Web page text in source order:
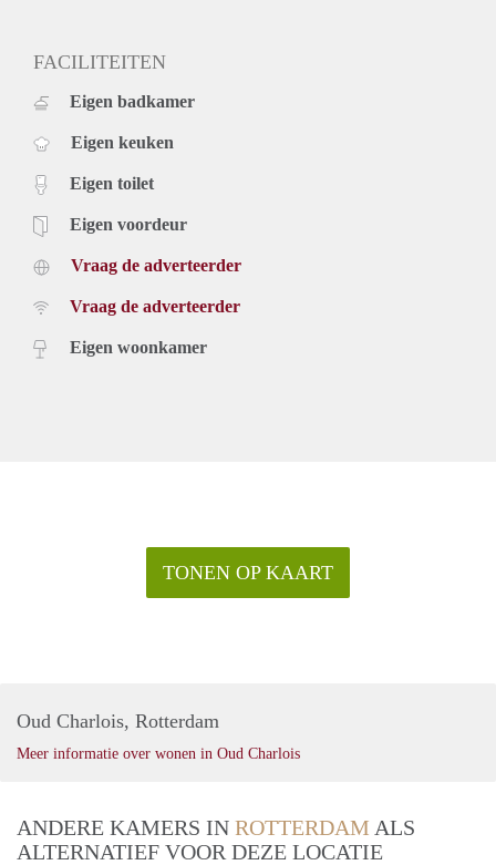
FACILITEITEN
Eigen badkamer
Eigen keuken
Eigen toilet
Eigen voordeur
Vraag de adverteerder
Vraag de adverteerder
Eigen woonkamer
TONEN OP KAART
Oud Charlois, Rotterdam
Meer informatie over wonen in Oud Charlois
ANDERE KAMERS IN ROTTERDAM ALS
ALTERNATIEF VOOR DEZE LOCATIE